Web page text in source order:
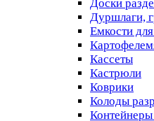
Доски
Дуршлаги,
Емкости
Кассеты
Кастрюли
Коврики
Колоды